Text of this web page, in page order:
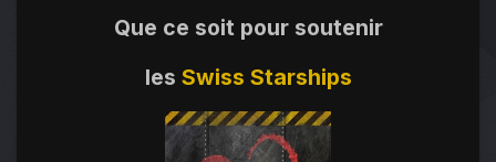
Que ce soit pour soutenir
les Swiss Starships